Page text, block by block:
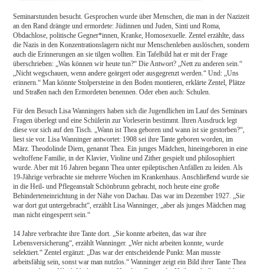
Seminarstunden besucht. Gesprochen wurde über Menschen, die man in der Nazizeit
an den Rand drängte und ermordete: Jüdinnen und Juden, Sinti und Roma,
Obdachlose, politische Gegner*innen, Kranke, Homosexuelle. Zentel erzählte, dass
die Nazis in den Konzentrationslagern nicht nur Menschenleben auslöschen, sondern
auch die Erinnerungen an sie tilgen wollten. Ein Tafelbild hat er mit der Frage
überschrieben: „Was können wir heute tun?“ Die Antwort? „Nett zu anderen sein.“
„Nicht wegschauen, wenn andere geärgert oder ausgegrenzt werden.“ Und: „Uns
erinnern.“ Man könnte Stolpersteine in den Boden montieren, erklärte Zentel, Plätze
und Straßen nach den Ermordeten benennen. Oder eben auch: Schulen.
Für den Besuch Lisa Wanningers haben sich die Jugendlichen im Lauf des Seminars
Fragen überlegt und eine Schülerin zur Vorleserin bestimmt. Ihren Ausdruck legt
diese vor sich auf den Tisch. „Wann ist Thea geboren und wann ist sie gestorben?“,
liest sie vor. Lisa Wanninger antwortet: 1908 sei ihre Tante geboren worden, im
März. Theodolinde Diem, genannt Thea. Ein junges Mädchen, hineingeboren in eine
weltoffene Familie, in der Klavier, Violine und Zither gespielt und philosophiert
wurde. Aber mit 16 Jahren begann Thea unter epileptischen Anfällen zu leiden. Als
19-Jährige verbrachte sie mehrere Wochen im Krankenhaus. Anschließend wurde sie
in die Heil- und Pflegeanstalt Schönbrunn gebracht, noch heute eine große
Behinderteneinrichtung in der Nähe von Dachau. Das war im Dezember 1927. „Sie
war dort gut untergebracht“, erzählt Lisa Wanninger, „aber als junges Mädchen mag
man nicht eingesperrt sein.“
14 Jahre verbrachte ihre Tante dort. „Sie konnte arbeiten, das war ihre
Lebensversicherung“, erzählt Wanninger. „Wer nicht arbeiten konnte, wurde
selektiert.“ Zentel ergänzt: „Das war der entscheidende Punkt: Man musste
arbeitsfähig sein, sonst war man nutzlos.“ Wanninger zeigt ein Bild ihrer Tante Thea